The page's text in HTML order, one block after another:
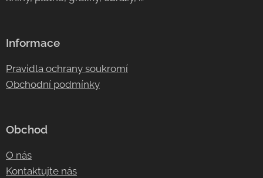
Informace
Pravidla ochrany soukromí
Obchodní podmínky
Obchod
O nás
Kontaktujte nás